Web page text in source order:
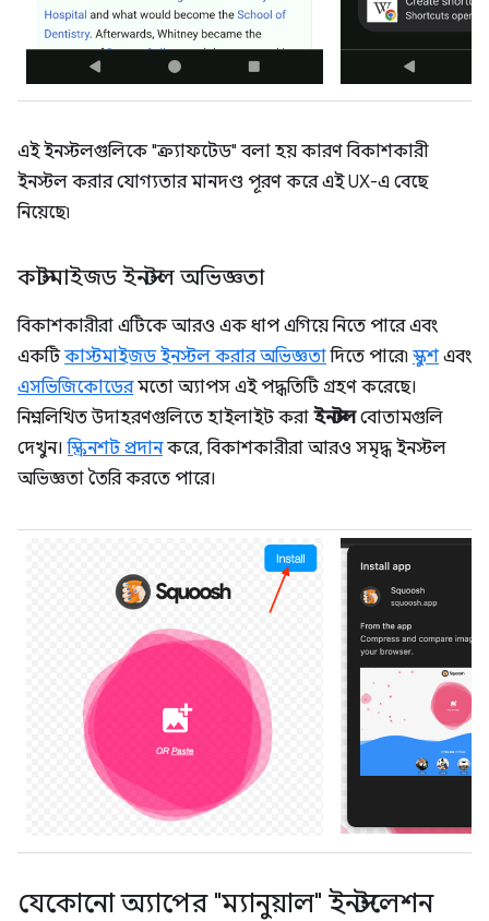
এই ইনস্টলগুলিকে "ক্র্যাফটেড" বলা হয় কারণ বিকাশকারী
ইনস্টল করার যোগ্যতার মানদণ্ড পূরণ করে এই UX-এ বেছে
নিয়েছে৷
কাস্টমাইজড ইনস্টল অভিজ্ঞতা
বিকাশকারীরা এটিকে আরও এক ধাপ এগিয়ে নিতে পারে এবং
একটিকাস্টমাইজড ইনস্টল করার অভিজ্ঞতাদিতে পারে৷ স্কুশ এবং
এসভিজিকোডেরমতো অ্যাপস এই পদ্ধতিটি গ্রহণ করেছে।
নিম্নলিখিত উদাহরণগুলিতে হাইলাইট করা ইনস্টলবোতামগুলি
দেখুন।স্ক্রিনশট প্রদানকরে, বিকাশকারীরা আরও সমৃদ্ধ ইনস্টল
অভিজ্ঞতা তৈরি করতে পারে।
যেকোনো অ্যাপের "ম্যানুয়াল" ইনস্টলেশন